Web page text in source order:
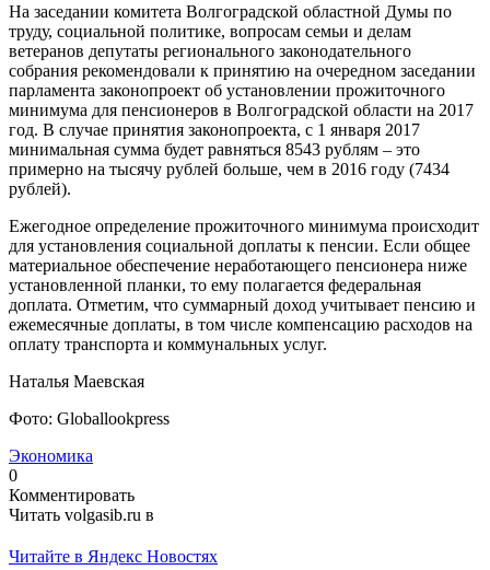
На заседании комитета Волгоградской областной Думы по
труду, социальной политике, вопросам семьи и делам
ветеранов депутаты регионального законодательного
собрания рекомендовали к принятию на очередном заседании
парламента законопроект об установлении прожиточного
минимума для пенсионеров в Волгоградской области на 2017
год. В случае принятия законопроекта, с 1 января 2017
минимальная сумма будет равняться 8543 рублям – это
примерно на тысячу рублей больше, чем в 2016 году (7434
рублей).
Ежегодное определение прожиточного минимума происходит
для установления социальной доплаты к пенсии. Если общее
материальное обеспечение неработающего пенсионера ниже
установленной планки, то ему полагается федеральная
доплата. Отметим, что суммарный доход учитывает пенсию и
ежемесячные доплаты, в том числе компенсацию расходов на
оплату транспорта и коммунальных услуг.
Наталья Маевская
Фото: Globallookpress
Экономика
0
Комментировать
Читать volgasib.ru в
Читайте в Яндекс Новостях